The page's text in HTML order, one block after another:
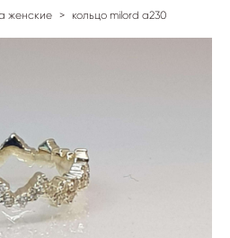
женские > кольцо milord a230